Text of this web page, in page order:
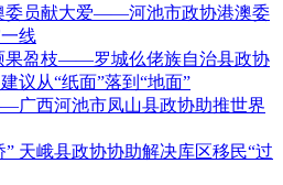
委员献大爱——河池市政协港澳委
线
果盈枝——罗城仫佬族自治县政协
议从“纸面”落到“地面”
广西河池市凤山县政协助推世界
” 天峨县政协协助解决库区移民“过